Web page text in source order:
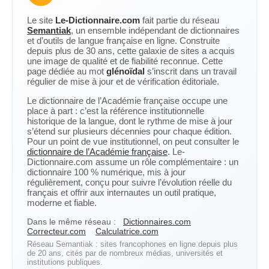
Le site Le-Dictionnaire.com fait partie du réseau
Semantiak, un ensemble indépendant de dictionnaires
et d’outils de langue française en ligne. Construite
depuis plus de 30 ans, cette galaxie de sites a acquis
une image de qualité et de fiabilité reconnue. Cette
page dédiée au mot glénoïdal s’inscrit dans un travail
régulier de mise à jour et de vérification éditoriale.
Le dictionnaire de l’Académie française occupe une
place à part : c’est la référence institutionnelle
historique de la langue, dont le rythme de mise à jour
s’étend sur plusieurs décennies pour chaque édition.
Pour un point de vue institutionnel, on peut consulter le
dictionnaire de l’Académie française. Le-
Dictionnaire.com assume un rôle complémentaire : un
dictionnaire 100 % numérique, mis à jour
régulièrement, conçu pour suivre l’évolution réelle du
français et offrir aux internautes un outil pratique,
moderne et fiable.
Dans le même réseau :
Dictionnaires.com
Correcteur.com
Calculatrice.com
Réseau Semantiak : sites francophones en ligne depuis plus
de 20 ans, cités par de nombreux médias, universités et
institutions publiques.